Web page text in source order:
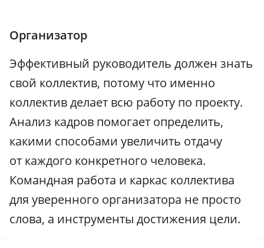
Организатор
Эффективный руководитель должен знать
свой коллектив, потому что именно
коллектив делает всю работу по проекту.
Анализ кадров помогает определить,
какими способами увеличить отдачу
от каждого конкретного человека.
Командная работа и каркас коллектива
для уверенного организатора не просто
слова, а инструменты достижения цели.